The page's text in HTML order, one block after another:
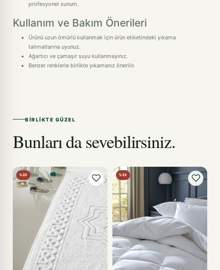
profesyonel sunum.
Kullanım ve Bakım Önerileri
Ürünü uzun ömürlü kullanmak için ürün etiketindeki yıkama
talimatlarına uyunuz.
Ağartıcı ve çamaşır suyu kullanmayınız.
Benzer renklerle birlikte yıkamanız önerilir.
BIRLIKTE GÜZEL
Bunları da sevebilirsiniz.
%23 %23